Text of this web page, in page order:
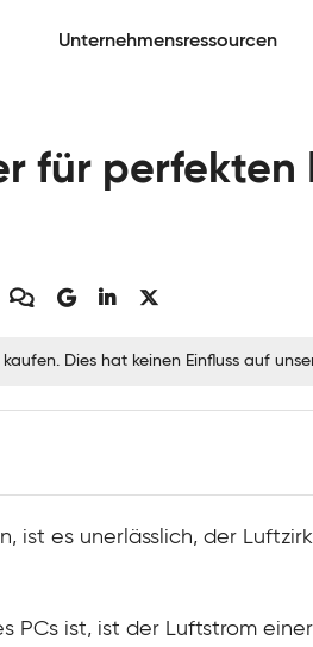
Unternehmensressourcen
für perfekten
Dies hat keinen Einfluss auf
ist es unerlässlich, der
PCs ist, ist der Luftstrom